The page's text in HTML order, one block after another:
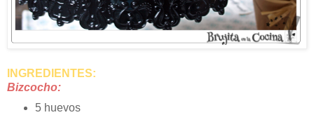
INGREDIENTES:
Bizcocho:
5 huevos